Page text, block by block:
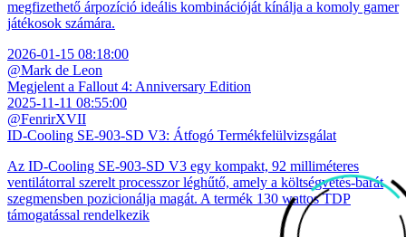
megfizethető árpozíció ideális kombinációját kínálja a komoly gamer
játékosok számára.
2026-01-15 08:18:00
@Mark de Leon
Megjelent a Fallout 4: Anniversary Edition
2025-11-11 08:55:00
@FenrirXVII
ID-Cooling SE-903-SD V3: Átfogó Termékfelülvizsgálat
Az ID-Cooling SE-903-SD V3 egy kompakt, 92 milliméteres
ventilátorral szerelt processzor léghűtő, amely a költségvetés-barát
szegmensben pozicionálja magát. A termék 130 wattos TDP
támogatással rendelkezik